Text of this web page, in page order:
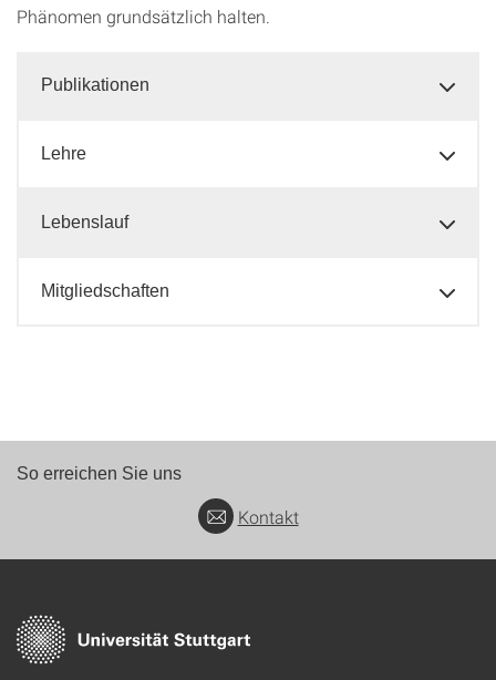
Phänomen grundsätzlich halten.
Publikationen
Lehre
Lebenslauf
Mitgliedschaften
So erreichen Sie uns
Kontakt